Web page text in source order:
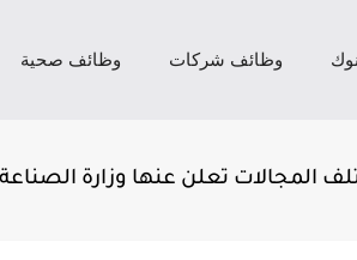
وظائف شركات وظائف صحية